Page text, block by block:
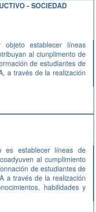
- SOCIEDAD
establecer líneas
al ciunplimento de
de estudiantes de
a través de la realización
es establecer líneas de
al cumplimiento
de estudiantes de
a través de la realización
habilidades y